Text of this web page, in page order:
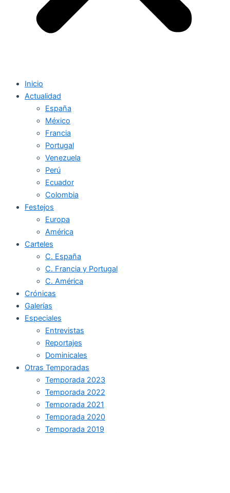
Inicio
Actualidad
España
México
Francia
Portugal
Venezuela
Perú
Ecuador
Colombia
Festejos
Europa
América
Carteles
C. España
C. Francia y Portugal
C. América
Crónicas
Galerías
Especiales
Entrevistas
Reportajes
Dominicales
Otras Temporadas
Temporada 2023
Temporada 2022
Temporada 2021
Temporada 2020
Temporada 2019